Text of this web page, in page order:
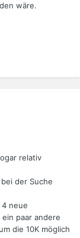
wäre.
relativ
der Suche
neue
paar andere
die 10K möglich